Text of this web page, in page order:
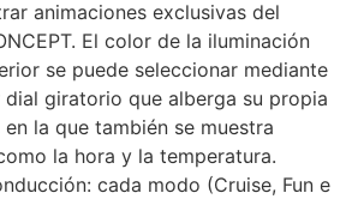
animaciones exclusivas del
El color de la iluminación
se puede seleccionar mediante
dial giratorio que alberga su propia
en la que también se muestra
la hora y la temperatura.
cada modo (Cruise, Fun e